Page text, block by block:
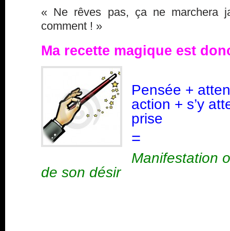
« Ne rêves pas, ça ne marchera
comment ! »
Ma recette magique est
Pensée +
action + s’y
prise
=
Manifestation
de son désir